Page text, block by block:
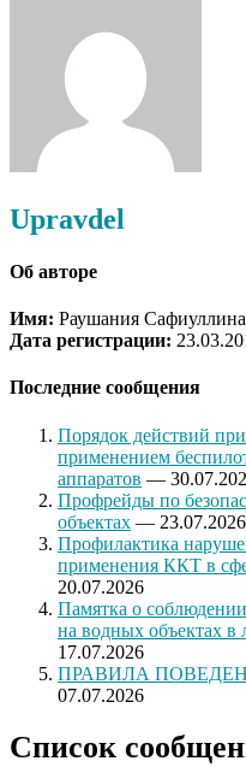
Upravdel
Об авторе
Имя: Раушания Сафиуллина
Дата регистрации:
Последние сообщения
Порядок действий
применением
аппаратов —
Профрейды по
объектах — 23.07.2026
Профилактика
применения ККТ в
20.07.2026
Памятка о
на водных объектах в
17.07.2026
ПРАВИЛА
07.07.2026
Список